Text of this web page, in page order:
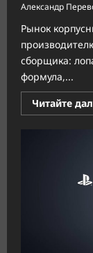
Александр
Рынок
сборщика:
формула,...
Читайте